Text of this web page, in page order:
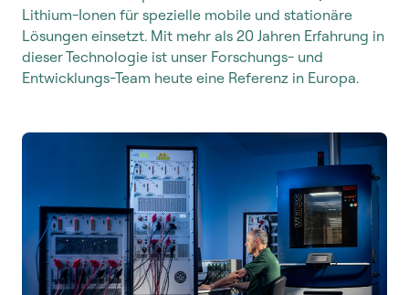
Lithium-Ionen für spezielle mobile und stationäre
Lösungen einsetzt. Mit mehr als 20 Jahren Erfahrung in
dieser Technologie ist unser Forschungs- und
Entwicklungs-Team heute eine Referenz in Europa.